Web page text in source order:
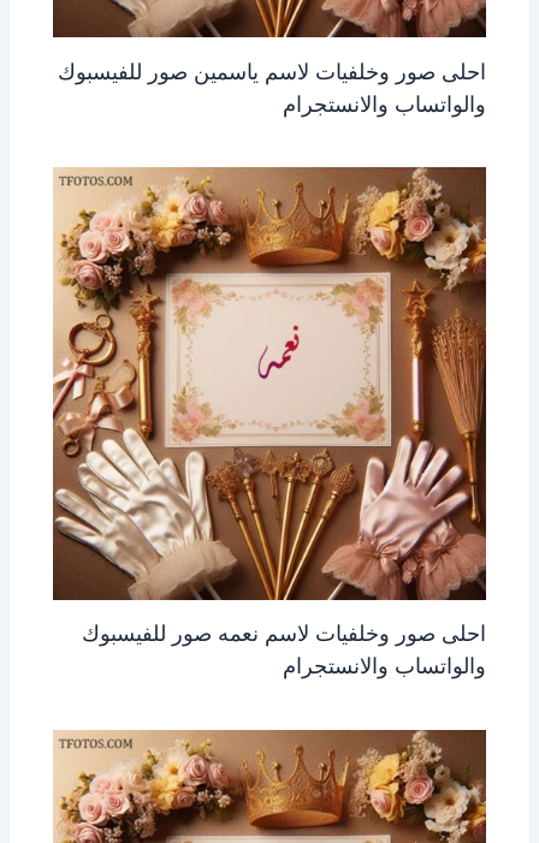
احلى صور وخلفيات لاسم ياسمين صور للفيسبوك
والواتساب والانستجرام
احلى صور وخلفيات لاسم نعمه صور للفيسبوك
والواتساب والانستجرام